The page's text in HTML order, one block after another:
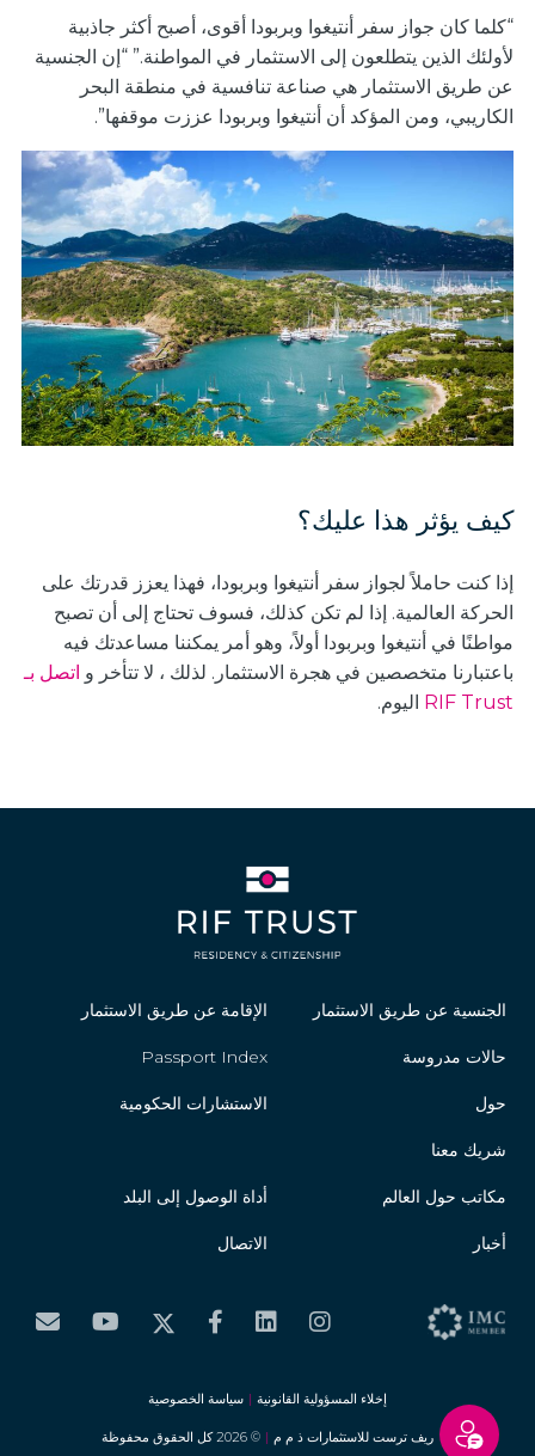
“كلما كان جواز سفر أنتيغوا وبربودا أقوى، أصبح أكثر جاذبية
لأولئك الذين يتطلعون إلى الاستثمار في المواطنة.” “إن الجنسية
عن طريق الاستثمار هي صناعة تنافسية في منطقة البحر
الكاريبي، ومن المؤكد أن أنتيغوا وبربودا عززت موقفها”.
كيف يؤثر هذا عليك؟
إذا كنت حاملاً لجواز سفر أنتيغوا وبربودا، فهذا يعزز قدرتك على
الحركة العالمية. إذا لم تكن كذلك، فسوف تحتاج إلى أن تصبح
مواطنًا في أنتيغوا وبربودا أولاً، وهو أمر يمكننا مساعدتك فيه
باعتبارنا متخصصين في هجرة الاستثمار. لذلك ، لا تتأخر و اتصل بـ
RIF Trust
اليوم.
الجنسية عن طريق الاستثمار الإقامة عن طريق الاستثمار
حالات مدروسة Passport Index
حول الاستشارات الحكومية
شريك معنا
مكاتب حول العالم أداة الوصول إلى البلد
أخبار الاتصال
إخلاء المسؤولية القانونية | سياسة الخصوصية
ريف ترست للاستثمارات ذ م م | © 2026 كل الحقوق محفوظة